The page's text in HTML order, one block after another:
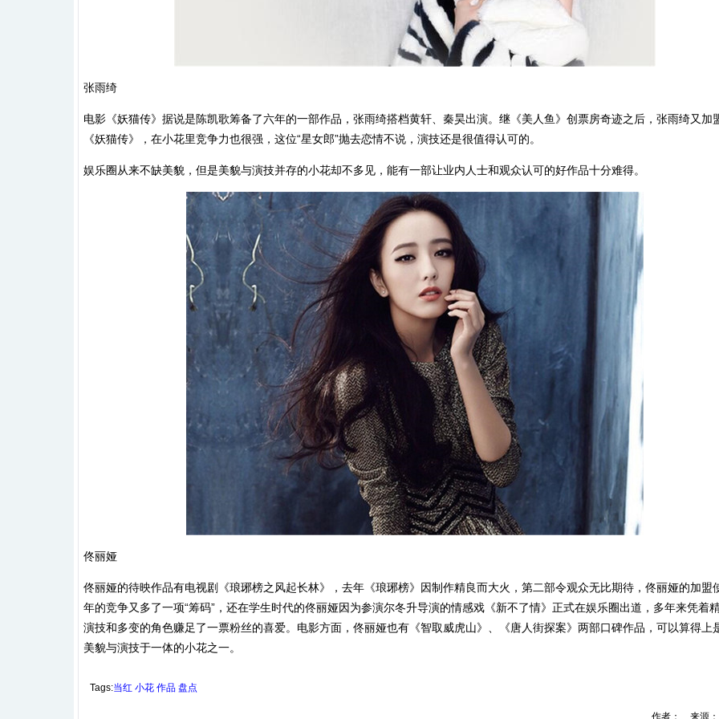
张雨绮
电影《妖猫传》据说是陈凯歌筹备了六年的一部作品，张雨绮搭档黄轩、秦昊出演。继《美人鱼》创票房奇迹之后，张雨绮又加
《妖猫传》，在小花里竞争力也很强，这位“星女郎”抛去恋情不说，演技还是很值得认可的。
娱乐圈从来不缺美貌，但是美貌与演技并存的小花却不多见，能有一部让业内人士和观众认可的好作品十分难得。
佟丽娅
佟丽娅的待映作品有电视剧《琅琊榜之风起长林》，去年《琅琊榜》因制作精良而大火，第二部令观众无比期待，佟丽娅的加盟
年的竞争又多了一项“筹码”，还在学生时代的佟丽娅因为参演尔冬升导演的情感戏《新不了情》正式在娱乐圈出道，多年来凭着
演技和多变的角色赚足了一票粉丝的喜爱。电影方面，佟丽娅也有《智取威虎山》、《唐人街探案》两部口碑作品，可以算得上
美貌与演技于一体的小花之一。
Tags:当红 小花 作品 盘点
作者： 来源：